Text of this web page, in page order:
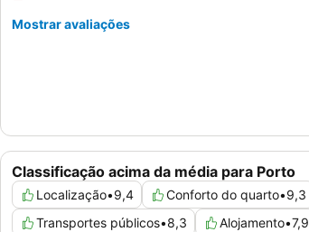
Classificação acima da média para Porto
Localização•9,4 Conforto do quarto•9,3
Transportes públicos•8,3 Alojamento•7,9
Mostrar avaliações